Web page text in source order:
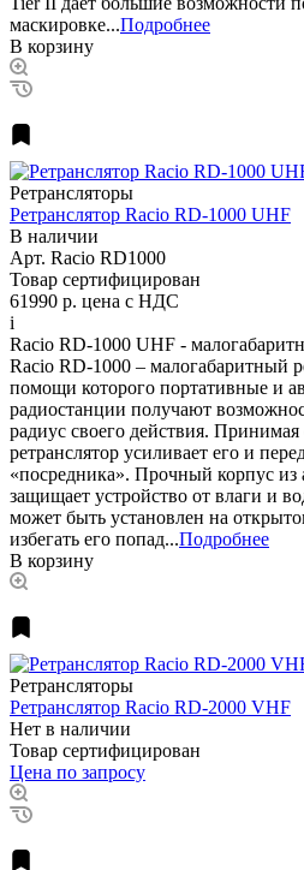
маскировке...Подробнее
В корзину
Ретрансляторы
Ретранслятор Racio RD-1000 UHF
В наличии
Арт. Racio RD1000
Товар сертифицирован
61990 р. цена с НДС
i
Racio RD-1000 UHF -
Racio RD-1000 – малогабаритный
помощи которого портативные и
радиостанции получают
радиус своего действия.
ретранслятор усиливает его и
«посредника». Прочный корпус из
защищает устройство от влаги и
может быть установлен на
избегать его попад...Подробнее
В корзину
Ретрансляторы
Ретранслятор Racio RD-2000 VHF
Нет в наличии
Товар сертифицирован
Цена по запросу